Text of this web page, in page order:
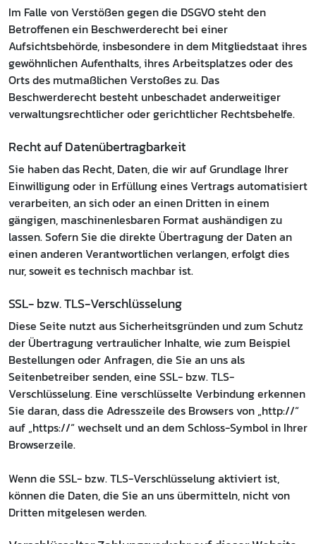
Im Falle von Verstößen gegen die DSGVO steht den
Betroffenen ein Beschwerderecht bei einer
Aufsichtsbehörde, insbesondere in dem Mitgliedstaat ihres
gewöhnlichen Aufenthalts, ihres Arbeitsplatzes oder des
Orts des mutmaßlichen Verstoßes zu. Das
Beschwerderecht besteht unbeschadet anderweitiger
verwaltungsrechtlicher oder gerichtlicher Rechtsbehelfe.
Recht auf Daten­übertrag­barkeit
Sie haben das Recht, Daten, die wir auf Grundlage Ihrer
Einwilligung oder in Erfüllung eines Vertrags automatisiert
verarbeiten, an sich oder an einen Dritten in einem
gängigen, maschinenlesbaren Format aushändigen zu
lassen. Sofern Sie die direkte Übertragung der Daten an
einen anderen Verantwortlichen verlangen, erfolgt dies
nur, soweit es technisch machbar ist.
SSL- bzw. TLS-Verschlüsselung
Diese Seite nutzt aus Sicherheitsgründen und zum Schutz
der Übertragung vertraulicher Inhalte, wie zum Beispiel
Bestellungen oder Anfragen, die Sie an uns als
Seitenbetreiber senden, eine SSL- bzw. TLS-
Verschlüsselung. Eine verschlüsselte Verbindung erkennen
Sie daran, dass die Adresszeile des Browsers von „http://“
auf „https://“ wechselt und an dem Schloss-Symbol in Ihrer
Browserzeile.
Wenn die SSL- bzw. TLS-Verschlüsselung aktiviert ist,
können die Daten, die Sie an uns übermitteln, nicht von
Dritten mitgelesen werden.